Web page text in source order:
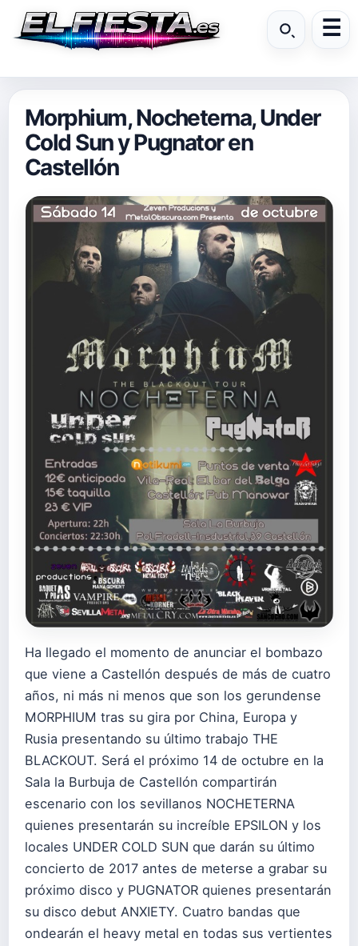
Morphium, Nocheterna, Under
Cold Sun y Pugnator en
Castellón
Ha llegado el momento de anunciar el bombazo
que viene a Castellón después de más de cuatro
años, ni más ni menos que son los gerundense
MORPHIUM tras su gira por China, Europa y
Rusia presentando su último trabajo THE
BLACKOUT. Será el próximo 14 de octubre en la
Sala la Burbuja de Castellón compartirán
escenario con los sevillanos NOCHETERNA
quienes presentarán su increíble EPSILON y los
locales UNDER COLD SUN que darán su último
concierto de 2017 antes de meterse a grabar su
próximo disco y PUGNATOR quienes presentarán
su disco debut ANXIETY. Cuatro bandas que
ondearán el heavy metal en todas sus vertientes